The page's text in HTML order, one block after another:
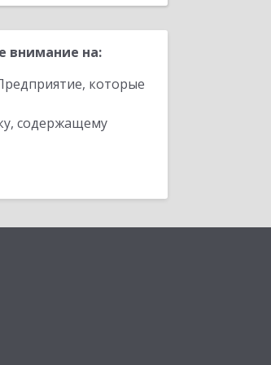
внимание на:
которые
содержащему